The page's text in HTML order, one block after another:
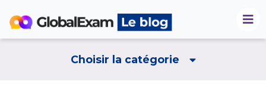
Choisir la catégorie